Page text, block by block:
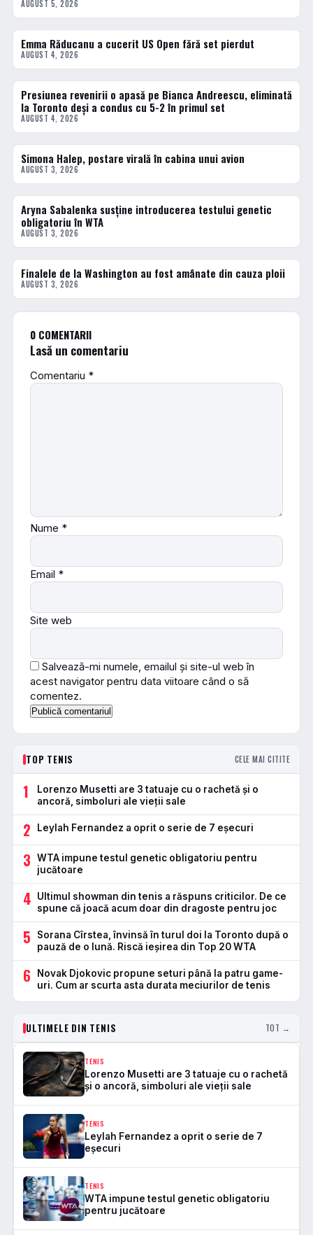
AUGUST 5, 2026
TENIS
Emma Răducanu a cucerit US Open fără set pierdut
AUGUST 4, 2026
TENIS
Presiunea revenirii o apasă pe Bianca Andreescu, eliminată
la Toronto deși a condus cu 5-2 în primul set
AUGUST 4, 2026
TENIS
Simona Halep, postare virală în cabina unui avion
AUGUST 3, 2026
TENIS
Aryna Sabalenka susține introducerea testului genetic
obligatoriu în WTA
AUGUST 3, 2026
DIVERSE
Finalele de la Washington au fost amânate din cauza ploii
AUGUST 3, 2026
0 COMENTARII
Lasă un comentariu
Comentariu *
Nume *
Email *
Site web
Salvează-mi numele, emailul și site-ul web în
acest navigator pentru data viitoare când o să
comentez.
TOP TENIS CELE MAI CITITE
1
Lorenzo Musetti are 3 tatuaje cu o rachetă și o
ancoră, simboluri ale vieții sale
2 Leylah Fernandez a oprit o serie de 7 eșecuri
3
WTA impune testul genetic obligatoriu pentru
jucătoare
4
Ultimul showman din tenis a răspuns criticilor. De ce
spune că joacă acum doar din dragoste pentru joc
5
Sorana Cîrstea, învinsă în turul doi la Toronto după o
pauză de o lună. Riscă ieșirea din Top 20 WTA
6
Novak Djokovic propune seturi până la patru game-
uri. Cum ar scurta asta durata meciurilor de tenis
ULTIMELE DIN TENIS TOT →
TENIS
Lorenzo Musetti are 3 tatuaje cu o rachetă
și o ancoră, simboluri ale vieții sale
TENIS
Leylah Fernandez a oprit o serie de 7
eșecuri
TENIS
WTA impune testul genetic obligatoriu
pentru jucătoare